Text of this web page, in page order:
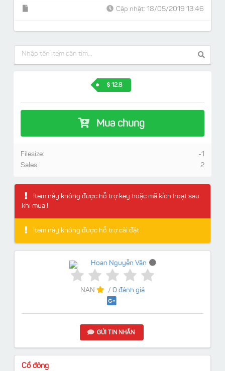
Cập nhật: 18/05/2019 13:46
12.8
Mua chung
-1
Filesize:
2
Sales:
Item này không được hỗ trợ key hoặc mã kích hoạt sau
khi mua !
Item này không được hỗ trợ cài đặt
Hoan Nguyễn Văn
NAN / 0 đánh giá
GỬI TIN NHẮN
Cổ đông